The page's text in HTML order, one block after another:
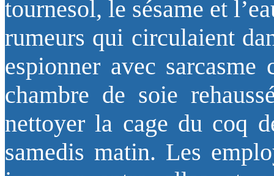
tournesol, le sésame et
rumeurs qui circulaient
espionner avec
chambre de soie
nettoyer la cage du coq
samedis matin. Les